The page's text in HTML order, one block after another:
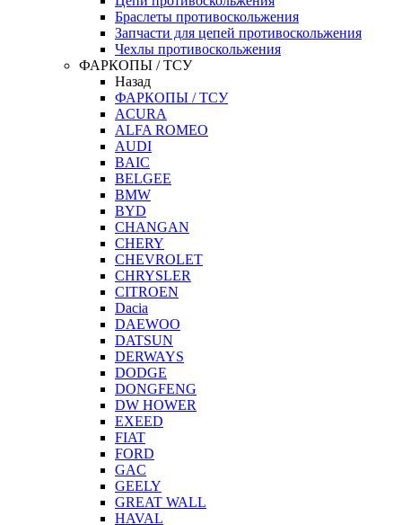
Браслеты противоскольжения
Запчасти для цепей противоскольжения
Чехлы противоскольжения
ФАРКОПЫ / ТСУ
Назад
ФАРКОПЫ / ТСУ
ACURA
ALFA ROMEO
AUDI
BAIC
BELGEE
BMW
BYD
CHANGAN
CHERY
CHEVROLET
CHRYSLER
CITROEN
Dacia
DAEWOO
DATSUN
DERWAYS
DODGE
DONGFENG
DW HOWER
EXEED
FIAT
FORD
GAC
GEELY
GREAT WALL
HAVAL